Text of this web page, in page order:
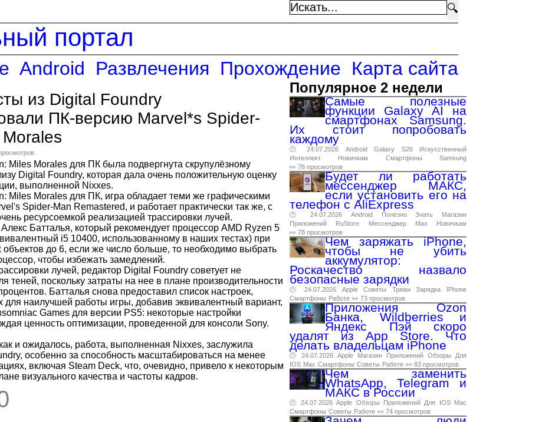
🔍
портал
Android Развлечения Прохождение Карта сайта
из Digital Foundry
ПК-версию Marvel*s Spider-
Miles Morales для ПК была подвергнута скрупулёзному
Digital Foundry, которая дала очень положительную оценку
выполненной Nixxes.
Miles Morales для ПК, игра обладает теми же графическими
Spider-Man Remastered, и работает практически так же, с
ресурсоемкой реализацией трассировки лучей.
Батталья, который рекомендует процессор AMD Ryzen 5
i5 10400, использованному в наших тестах) при
до 6, если же число больше, то необходимо выбрать
чтобы избежать замедлений.
лучей, редактор Digital Foundry советует не
теней, поскольку затраты на нее в плане производительности
Батталья снова предоставил список настроек,
для наилучшей работы игры, добавив эквивалентный вариант,
Games для версии PS5: некоторые настройки
ценность оптимизации, проведенной для консоли Sony.
и ожидалось, работа, выполненная Nixxes, заслужила
особенно за способность масштабироваться на менее
включая Steam Deck, что, очевидно, привело к некоторым
визуального качества и частоты кадров.
Популярное 2 недели
Самые полезные
функции Galaxy AI на
смартфонах Samsung.
Их стоит попробовать
каждому
🕑 24.07.2026 Android Galaxy S26
Искусственный
Интеллект
Новичкам Смартфоны
Samsung
👀 78 просмотров
Будет ли работать
мессенджер МАКС,
если установить его на
телефон с AliExpress
🕑 24.07.2026 Android Полезно Знать
Магазин
Приложений
RuStore Мессенджер Max
Новичкам
👀 78 просмотров
Чем заряжать iPhone,
чтобы не убить
аккумулятор:
Роскачество назвало
безопасные зарядки
🕑 24.07.2026 Apple Советы Трюки Зарядка
IPhone
Смартфоны Работе 👀 73 просмотров
Приложения Ozon
Банка, Wildberries и
Яндекс Пэй скоро
удалят из App Store. Что
делать владельцам iPhone
🕑 24.07.2026 Apple Магазин Приложений Обзоры
Для
IOS Mac Смартфоны Советы Работе 👀 83 просмотров
Чем заменить
WhatsApp, Telegram и
МАКС в России
🕑 24.07.2026 Apple Обзоры Приложений Для IOS
Mac
Смартфоны Советы Работе 👀 74 просмотров